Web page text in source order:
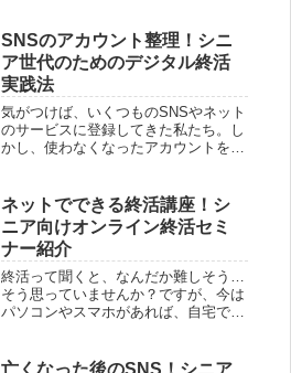
す。紙のノートは書き直しが大変だ
し、パソコンも苦手…そんな悩み、実
は簡単...
SNSのアカウント整理！シニ
ア世代のためのデジタル終活
実践法
気がつけば、いくつものSNSやネット
のサービスに登録してきた私たち。し
かし、使わなくなったアカウントをそ
もあるんです。そこで今回は、シニア
世代の方が今からできる、安心・安全
な...
ネットでできる終活講座！シ
ニア向けオンライン終活セミ
ナー紹介
終活って聞くと、なんだか難しそう…
そう思っていませんか？ですが、今は
パソコンやスマホがあれば、自宅でゆ
す。「自分にはまだ早いかな」と思い